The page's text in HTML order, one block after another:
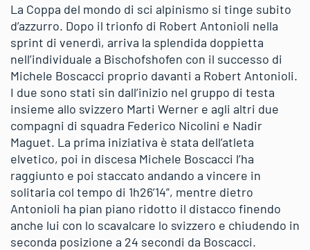
La Coppa del mondo di sci alpinismo si tinge subito
d’azzurro. Dopo il trionfo di Robert Antonioli nella
sprint di venerdì, arriva la splendida doppietta
nell’individuale a Bischofshofen con il successo di
Michele Boscacci proprio davanti a Robert Antonioli.
I due sono stati sin dall’inizio nel gruppo di testa
insieme allo svizzero Marti Werner e agli altri due
compagni di squadra Federico Nicolini e Nadir
Maguet. La prima iniziativa è stata dell’atleta
elvetico, poi in discesa Michele Boscacci l’ha
raggiunto e poi staccato andando a vincere in
solitaria col tempo di 1h26’14”, mentre dietro
Antonioli ha pian piano ridotto il distacco finendo
anche lui con lo scavalcare lo svizzero e chiudendo in
seconda posizione a 24 secondi da Boscacci.